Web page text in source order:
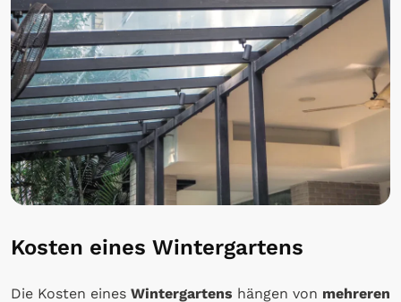
Kosten eines Wintergartens
Die Kosten eines Wintergartens hängen von mehreren